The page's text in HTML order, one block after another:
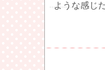
ような感じ